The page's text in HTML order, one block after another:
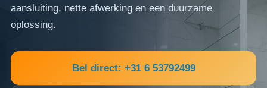
aansluiting, nette afwerking en een duurzame
oplossing.
Bel direct: +31 6 53792499